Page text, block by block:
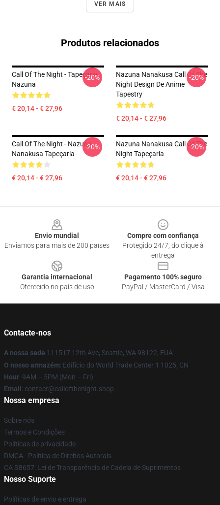
VER MAIS
Produtos relacionados
Call Of The Night - Tapeçaria
Nazuna
€ 20,14 - € 27,96
-20%
Nazuna Nanakusa Call Of The
Night Design De Anime
Tapestry
€ 20,14 - € 27,96
-20%
Call Of The Night - Nazuna
Nanakusa Tapeçaria
€ 20,14 - € 27,96
-20%
Nazuna Nanakusa Call Of The
Night Tapeçaria
€ 20,14 - € 27,96
-20%
Envio mundial
Enviamos para mais de 200 países
Compre com confiança
Protegido 24/7, do clique à
entrega
Garantia internacional
Oferecido no país de uso
Pagamento 100% seguro
PayPal / MasterCard / Visa
Contacte-nos
A nossa sede:1 11517 12th Ave, Seattle, WA 98122, EUA
O nosso armazém: Edifício do World Trade Center 1 1025, CN
Hour: 9AM – 5PM (Mon – Fri)
Email : contact@callofthenight.shop
Nossa empresa
Sobre nós
Termos e Condições
Políticas de privacidade
DMCA - Política de Direitos Autorais
CA SB657: Lei de Transparência de Cadeia de Suprimentos
Nosso Suporte
Políticas de envio e entrega